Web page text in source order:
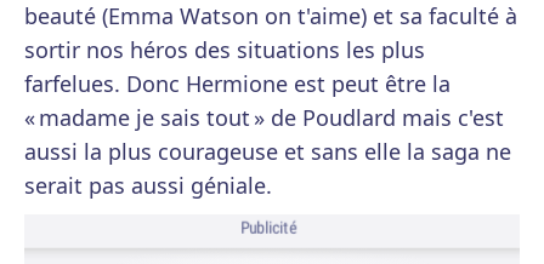
beauté (Emma Watson on t'aime) et sa faculté à
sortir nos héros des situations les plus
farfelues. Donc Hermione est peut être la
« madame je sais tout » de Poudlard mais c'est
aussi la plus courageuse et sans elle la saga ne
serait pas aussi géniale.
Publicité